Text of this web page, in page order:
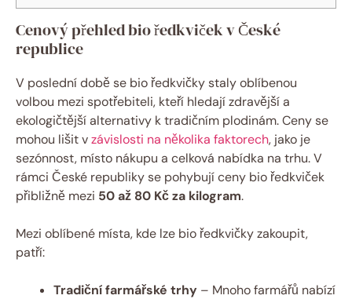
Cenový přehled bio ředkviček v České
republice
V poslední době se bio ředkvičky staly oblíbenou
volbou mezi spotřebiteli, kteří hledají zdravější a
ekologičtější alternativy k tradičním plodinám. Ceny se
mohou lišit vzávislosti na několika faktorech, jako je
sezónnost, místo nákupu a celková nabídka na trhu. V
rámci České republiky se pohybují ceny bio ředkviček
přibližně mezi 50 až 80 Kč za kilogram.
Mezi oblíbené místa, kde lze bio ředkvičky zakoupit,
patří:
Tradiční farmářské trhy – Mnoho farmářů nabízí